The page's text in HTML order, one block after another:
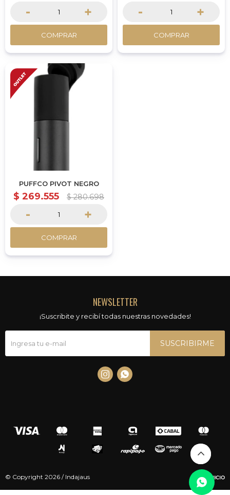
- +
COMPRAR
- +
COMPRAR
PUFFCO PIVOT NEGRO
$ 269.555 $ 280.698
- +
COMPRAR
NEWSLETTER
¡Suscribite y recibí todas nuestras novedades!
SUSCRIBIRME
 
© Copyright 2026 / Indajaus